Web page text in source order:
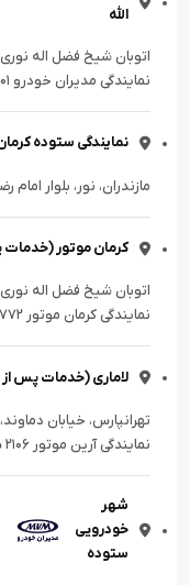
الله
اتوبان شیخ فضل اله
نمایندگی مدیران خودرو ۴۰۱ ستوده
نمایندگی ستوده کرمان
مازندران، نور، بلوار
کرمان موتور
اتوبان شیخ فضل اله
نمایندگی کرمان موتور ۱۷۷۲ستوده
لاماری (خدمات پس
نمایندگی آرین موتور ۲۱۰۶ ستوده
شهر
خودرویی
ستوده